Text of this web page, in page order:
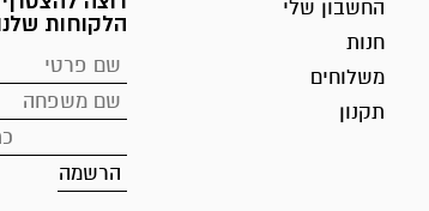
החשבון שלי
חנות
משלוחים
תקנון
הלקוחות